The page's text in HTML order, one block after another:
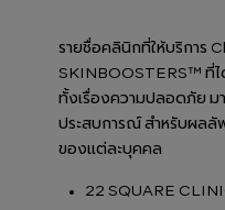
รายชื่อคลินิกที่ให้บริการ
SKINBOOSTERS™ ที่ไ
ทั้งเรื่องความปลอดภัย ม
ประสบการณ์ สำหรับผลลั
ของแต่ละบุคคล
22 SQUARE